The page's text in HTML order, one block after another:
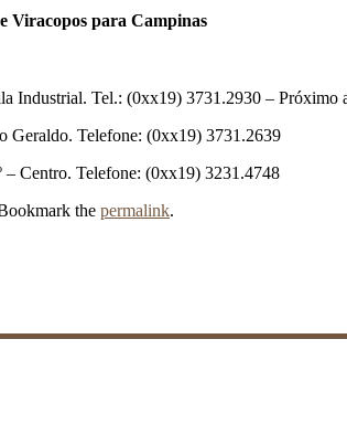
Viracopos para Campinas
Industrial. Tel.: (0xx19) 3731.2930 – Próximo
Geraldo. Telefone: (0xx19) 3731.2639
– Centro. Telefone: (0xx19) 3231.4748
the permalink.